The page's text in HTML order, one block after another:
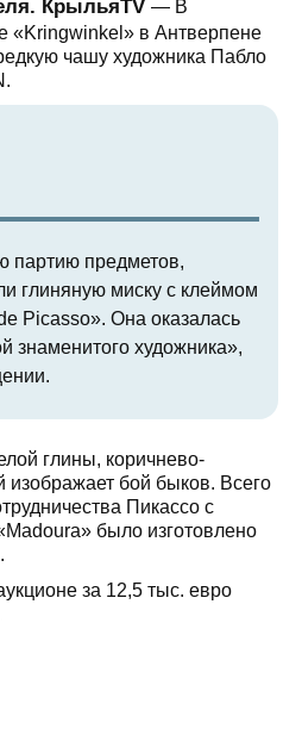
КрыльяTV — В
«Kringwinkel» в Антверпене
чашу художника Пабло
партию предметов,
глиняную миску с клеймом
Picasso». Она оказалась
знаменитого художника»,
глины, коричнево-
изображает бой быков. Всего
Пикассо с
было изготовлено
за 12,5 тыс. евро